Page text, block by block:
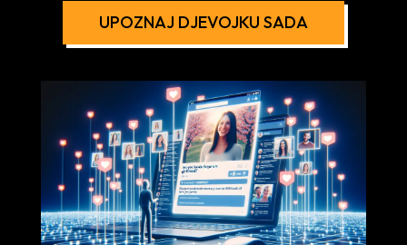
UPOZNAJ DJEVOJKU SADA